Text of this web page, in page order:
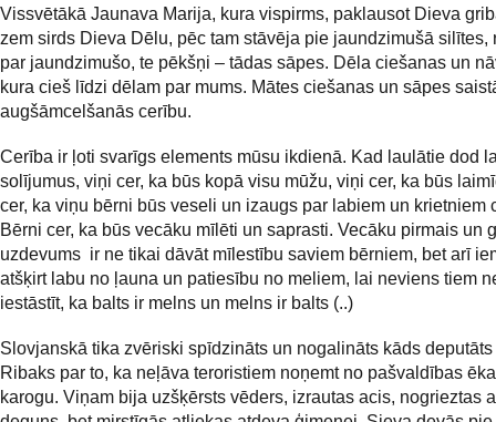
Vissvētākā Jaunava Marija, kura vispirms, paklausot Dieva
zem sirds Dieva Dēlu, pēc tam stāvēja pie jaundzimušā silītes,
par jaundzimušo, te pēkšņi – tādas sāpes. Dēla ciešanas un
kura cieš līdzi dēlam par mums. Mātes ciešanas un sāpes
augšāmcelšanās cerību.
Cerība ir ļoti svarīgs elements mūsu ikdienā. Kad laulātie dod
solījumus, viņi cer, ka būs kopā visu mūžu, viņi cer, ka būs
cer, ka viņu bērni būs veseli un izaugs par labiem un krietniem
Bērni cer, ka būs vecāku mīlēti un saprasti. Vecāku pirmais un
uzdevums ir ne tikai dāvāt mīlestību saviem bērniem, bet arī
atšķirt labu no ļauna un patiesību no meliem, lai neviens tiem
iestāstīt, ka balts ir melns un melns ir balts (..)
Slovjanskā tika zvēriski spīdzināts un nogalināts kāds
Ribaks par to, ka neļāva teroristiem noņemt no pašvaldības
karogu. Viņam bija uzšķērsts vēders, izrautas acis, nogrieztas